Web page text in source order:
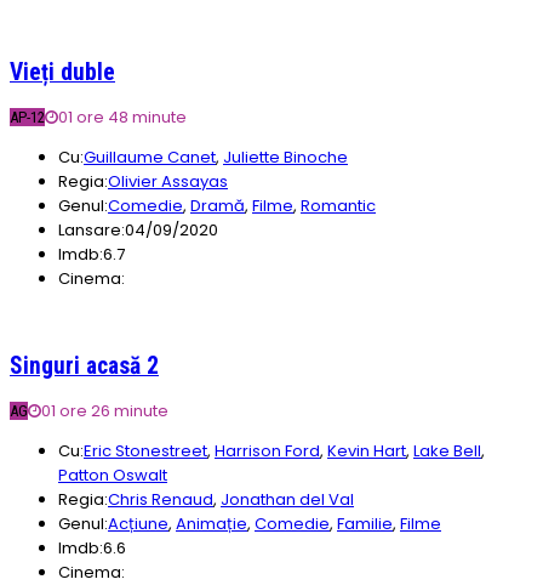
Vieți duble
AP-12
01 ore 48 minute
Cu:Guillaume Canet, Juliette Binoche
Regia:Olivier Assayas
Genul:Comedie, Dramă, Filme, Romantic
Lansare:04/09/2020
Imdb:6.7
Cinema:
Singuri acasă 2
AG
01 ore 26 minute
Cu:Eric Stonestreet, Harrison Ford, Kevin Hart, Lake Bell,
Patton Oswalt
Regia:Chris Renaud, Jonathan del Val
Genul:Acțiune, Animație, Comedie, Familie, Filme
Imdb:6.6
Cinema: